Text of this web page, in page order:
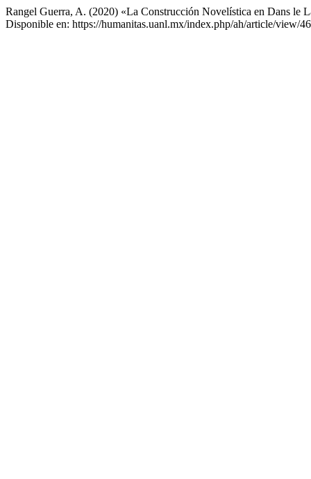
Rangel Guerra, A. (2020) «La Construcción Novelística en Dans le
Disponible en: https://humanitas.uanl.mx/index.php/ah/article/view/